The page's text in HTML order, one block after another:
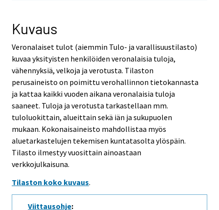
Kuvaus
Veronalaiset tulot (aiemmin Tulo- ja varallisuustilasto)
kuvaa yksityisten henkilöiden veronalaisia tuloja,
vähennyksiä, velkoja ja verotusta. Tilaston
perusaineisto on poimittu verohallinnon tietokannasta
ja kattaa kaikki vuoden aikana veronalaisia tuloja
saaneet. Tuloja ja verotusta tarkastellaan mm.
tuloluokittain, alueittain sekä iän ja sukupuolen
mukaan. Kokonaisaineisto mahdollistaa myös
aluetarkastelujen tekemisen kuntatasolta ylöspäin.
Tilasto ilmestyy vuosittain ainoastaan
verkkojulkaisuna.
Tilaston koko kuvaus.
Viittausohje: